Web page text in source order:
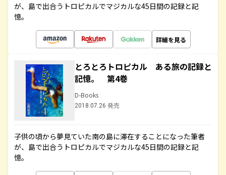
が、島で出合うトロピカルでマジカルな45日間の記録と記
憶。
詳細を見る
とろとろトロピカル ある旅の記録と
記憶。 第4巻
D-Books
2018.07.26 発売
子供の頃から夢見ていた南の島に滞在することになった筆者
が、島で出合うトロピカルでマジカルな45日間の記録と記
憶。